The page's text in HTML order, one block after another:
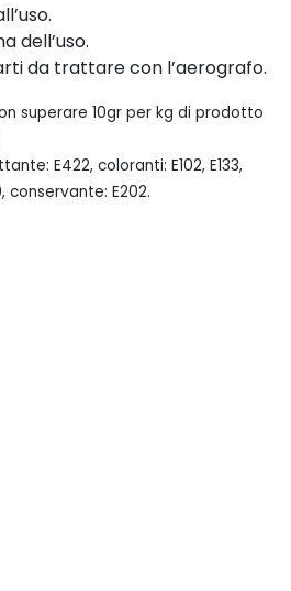
dell’uso.
da trattare con l’aerografo.
superare 10gr per kg di prodotto
E422, coloranti: E102, E133,
conservante: E202.